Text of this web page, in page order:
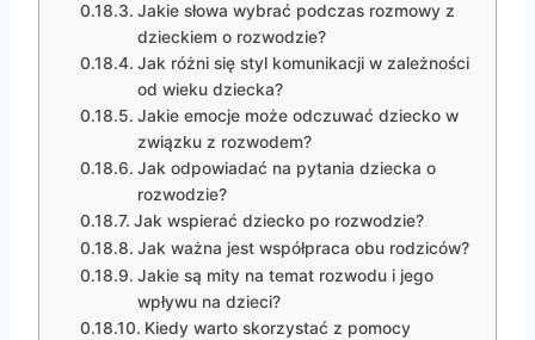
Jakie słowa wybrać podczas rozmowy z
dzieckiem o rozwodzie?
Jak różni się styl komunikacji w zależności
od wieku dziecka?
Jakie emocje może odczuwać dziecko w
związku z rozwodem?
Jak odpowiadać na pytania dziecka o
rozwodzie?
Jak wspierać dziecko po rozwodzie?
Jak ważna jest współpraca obu rodziców?
Jakie są mity na temat rozwodu i jego
wpływu na dzieci?
Kiedy warto skorzystać z pomocy